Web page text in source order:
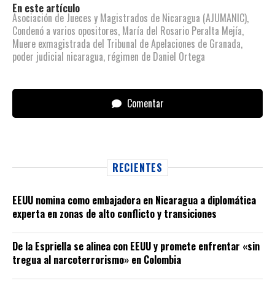
En este artículo
Asociación de Jueces y Magistrados de Nicaragua (AJUMANIC),
Condenó a varios opositores, María del Rosario Peralta Mejía,
Muere exmagistrada del Tribunal de Apelaciones de Granada,
poder judicial nicaragua, régimen de Daniel Ortega
Comentar
RECIENTES
EEUU nomina como embajadora en Nicaragua a diplomática
experta en zonas de alto conflicto y transiciones
De la Espriella se alinea con EEUU y promete enfrentar «sin
tregua al narcoterrorismo» en Colombia